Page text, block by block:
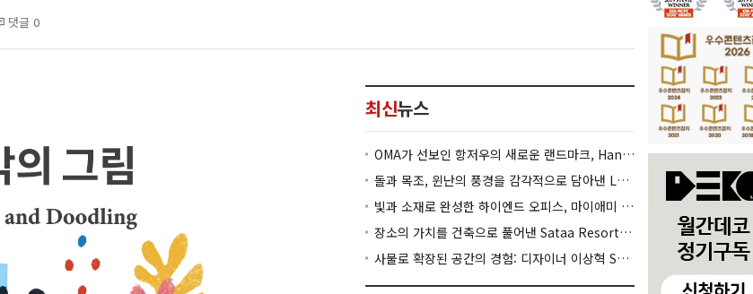
댓글 0
최신뉴스
OMA가 선보인 항저우의 새로운 랜드마크, Hangzhou Prism
돌과 목조, 윈난의 풍경을 감각적으로 담아낸 Lan Bistro Yunnan Restaurant
빛과 소재로 완성한 하이엔드 오피스, 마이애미 830 Brickell
장소의 가치를 건축으로 풀어낸 Sataa Resort Nan
사물로 확장된 공간의 경험: 디자이너 이상혁 SANGHYEOK LEE